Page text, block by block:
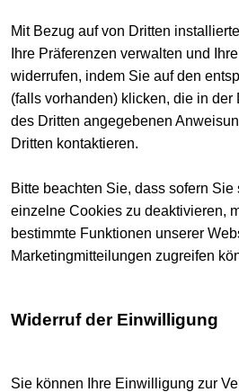
Mit Bezug auf von Dritten
Ihre Präferenzen verwalten und
widerrufen, indem Sie auf den
(falls vorhanden) klicken, die in
des Dritten angegebenen
Dritten kontaktieren.
Bitte beachten Sie, dass sofern
einzelne Cookies zu deaktivieren,
bestimmte Funktionen unserer
Marketingmitteilungen zugreifen
Widerruf der Einwilligung
Sie können Ihre Einwilligung zur